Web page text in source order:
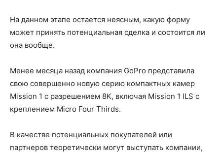
На данном этапе остается неясным, какую форму
может принять потенциальная сделка и состоится ли
она вообще.
Менее месяца назад компания GoPro представила
свою совершенно новую серию компактных камер
Mission 1 с разрешением 8K, включая Mission 1 ILS с
креплением Micro Four Thirds.
В качестве потенциальных покупателей или
партнеров теоретически могут выступать компании,